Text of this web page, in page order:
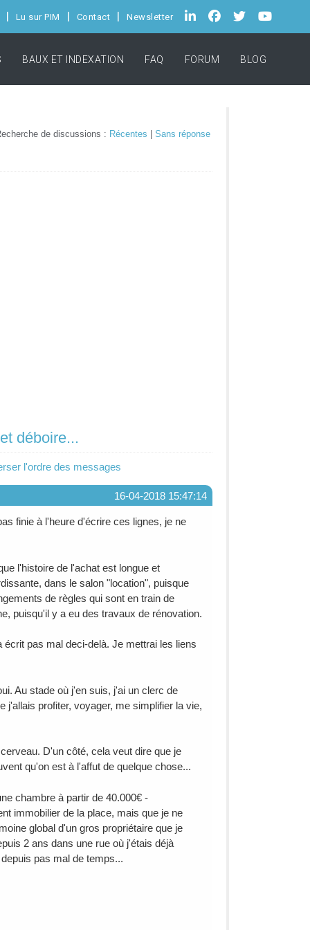
Lu sur PIM Contact Newsletter
BAUX ET INDEXATION FAQ FORUM BLOG
de discussions : Récentes Sans réponse
déboire...
l'ordre des messages
16-04-2018 15:47:14
finie à l'heure d'écrire ces lignes, je ne
l'histoire de l'achat est longue et
dans le salon "location", puisque
de règles qui sont en train de
puisqu'il y a eu des travaux de rénovation.
pas mal deci-delà. Je mettrai les liens
Au stade où j'en suis, j'ai un clerc de
j'allais profiter, voyager, me simplifier la vie,
D'un côté, cela veut dire que je
qu'on est à l'affut de quelque chose...
chambre à partir de 40.000€ -
immobilier de la place, mais que je ne
global d'un gros propriétaire que je
2 ans dans une rue où j'étais déjà
pas mal de temps...